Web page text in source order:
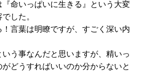
命いっぱいに生きる』という大変
した。
言葉は明瞭ですが、すごく深い内
う事なんだと思いますが、精いっ
どうすればいいのか分からないと